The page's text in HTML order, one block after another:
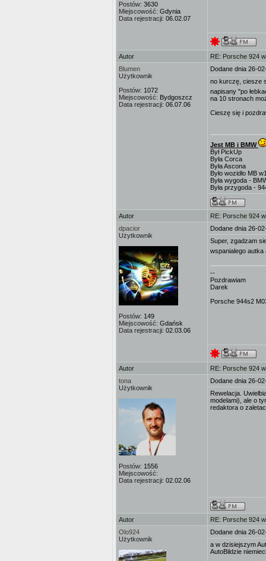
Postów: 3630
Miejscowość: Gdynia
Data rejestracji: 06.02.07
Autor
RE: Porsche 924
Blumen
Użytkownik
Postów: 1072
Miejscowość: Bydgoszcz
Data rejestracji: 06.07.06
Dodane dnia 26-
no kurczę, ciesze
napisany "po
na 10 stronach
Cieszę się i
Jest MB i BMW
Był PickUp
Była Corca
Była Ascona
Było wozidło MB
Była wygoda -
Była przygoda -
Autor
RE: Porsche 924
dpacior
Użytkownik
Postów: 149
Miejscowość: Gdańsk
Data rejestracji: 02.03.06
Dodane dnia 26-
Super, zgadzam
wspanialego
--
Pozdrawiam
Darek
Porsche 944s2
Autor
RE: Porsche 924
tona
Użytkownik
Postów: 1556
Miejscowość:
Data rejestracji: 02.02.06
Dodane dnia 26-
Rewelacja.
modelami), ale o
redaktora o
Autor
RE: Porsche 924
Olo924
Użytkownik
Dodane dnia 26-
a w dzisiejszym
AutoBildzie